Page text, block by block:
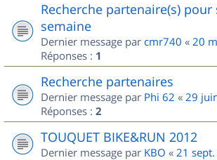
Recherche partenaire(s) pour
semaine
Dernier message par cmr740 « 20
Réponses : 1
Recherche partenaires
Dernier message par Phi 62 « 29
Réponses : 2
TOUQUET BIKE&RUN 2012
Dernier message par KBO « 21